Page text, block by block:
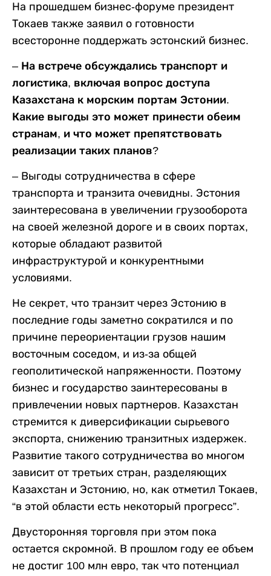
На прошедшем бизнес-форуме президент
Токаев также заявил о готовности
всесторонне поддержать эстонский бизнес.
– На встрече обсуждались транспорт и
логистика, включая вопрос доступа
Казахстана к морским портам Эстонии.
Какие выгоды это может принести обеим
странам, и что может препятствовать
реализации таких планов?
– Выгоды сотрудничества в сфере
транспорта и транзита очевидны. Эстония
заинтересована в увеличении грузооборота
на своей железной дороге и в своих портах,
которые обладают развитой
инфраструктурой и конкурентными
условиями.
Не секрет, что транзит через Эстонию в
последние годы заметно сократился и по
причине переориентации грузов нашим
восточным соседом, и из-за общей
геополитической напряженности. Поэтому
бизнес и государство заинтересованы в
привлечении новых партнеров. Казахстан
стремится к диверсификации сырьевого
экспорта, снижению транзитных издержек.
Развитие такого сотрудничества во многом
зависит от третьих стран, разделяющих
Казахстан и Эстонию, но, как отметил Токаев,
“в этой области есть некоторый прогресс”.
Двусторонняя торговля при этом пока
остается скромной. В прошлом году ее объем
не достиг 100 млн евро, так что потенциал